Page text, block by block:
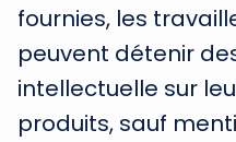
fournies, les
peuvent détenir
intellectuelle sur
produits, sauf